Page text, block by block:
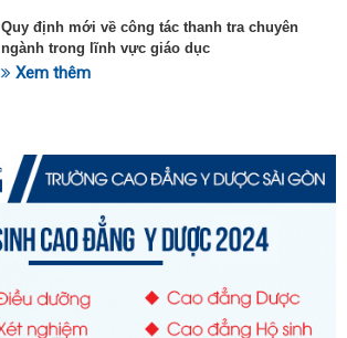
Quy định mới về công tác thanh tra chuyên
ngành trong lĩnh vực giáo dục
Xem thêm